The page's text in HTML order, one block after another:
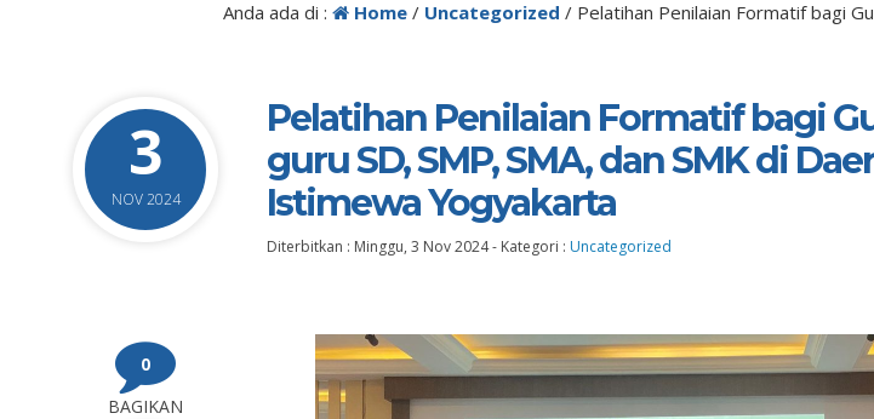
Anda ada di : Home / Uncategorized / Pelatihan Penilaian Formatif bagi
3
NOV 2024
Pelatihan Penilaian Formatif bagi
guru SD, SMP, SMA, dan SMK di
Istimewa Yogyakarta
Diterbitkan : Minggu, 3 Nov 2024- Kategori : Uncategorized
0
BAGIKAN